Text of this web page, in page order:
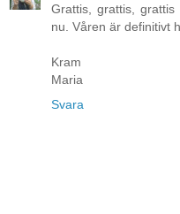
Grattis, grattis,
nu. Våren är definitivt
Kram
Maria
Svara